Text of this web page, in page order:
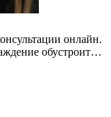
онлайн.
обустроить